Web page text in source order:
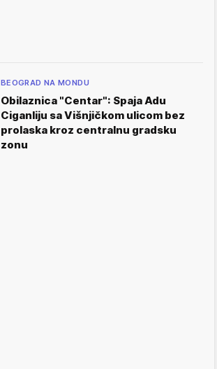
BEOGRAD NA MONDU
Obilaznica "Centar": Spaja Adu
Ciganliju sa Višnjičkom ulicom bez
prolaska kroz centralnu gradsku
zonu